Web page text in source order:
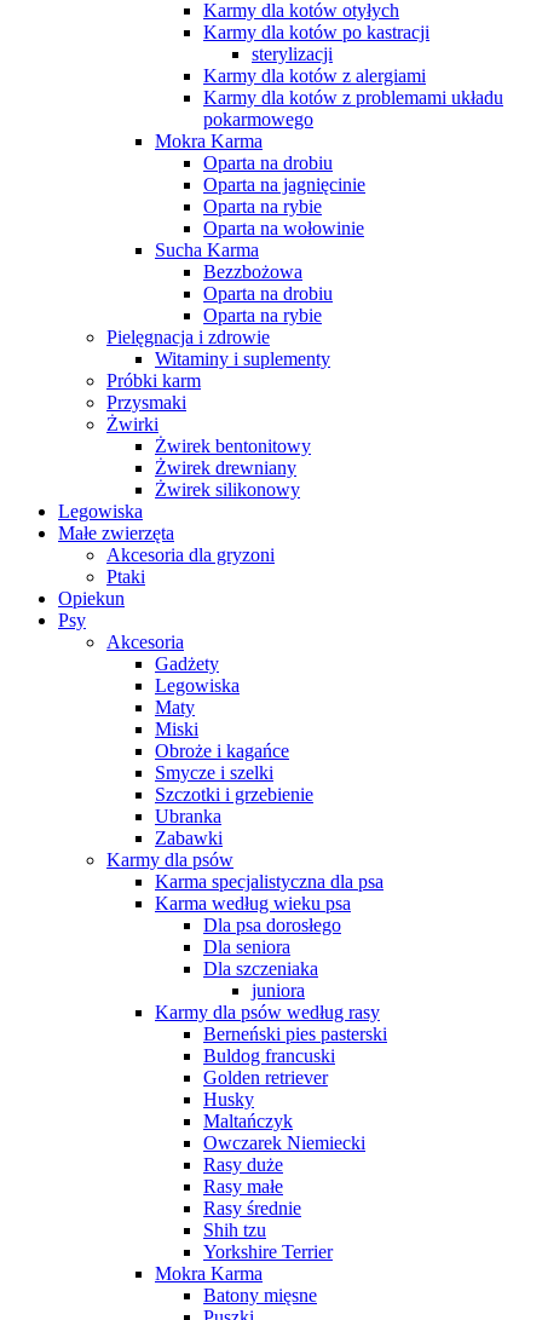
Karmy dla kotów otyłych
Karmy dla kotów po kastracji
sterylizacji
Karmy dla kotów z alergiami
Karmy dla kotów z problemami układu
pokarmowego
Mokra Karma
Oparta na drobiu
Oparta na jagnięcinie
Oparta na rybie
Oparta na wołowinie
Sucha Karma
Bezzbożowa
Oparta na drobiu
Oparta na rybie
Pielęgnacja i zdrowie
Witaminy i suplementy
Próbki karm
Przysmaki
Żwirki
Żwirek bentonitowy
Żwirek drewniany
Żwirek silikonowy
Legowiska
Małe zwierzęta
Akcesoria dla gryzoni
Ptaki
Opiekun
Psy
Akcesoria
Gadżety
Legowiska
Maty
Miski
Obroże i kagańce
Smycze i szelki
Szczotki i grzebienie
Ubranka
Zabawki
Karmy dla psów
Karma specjalistyczna dla psa
Karma według wieku psa
Dla psa dorosłego
Dla seniora
Dla szczeniaka
juniora
Karmy dla psów według rasy
Berneński pies pasterski
Buldog francuski
Golden retriever
Husky
Maltańczyk
Owczarek Niemiecki
Rasy duże
Rasy małe
Rasy średnie
Shih tzu
Yorkshire Terrier
Mokra Karma
Batony mięsne